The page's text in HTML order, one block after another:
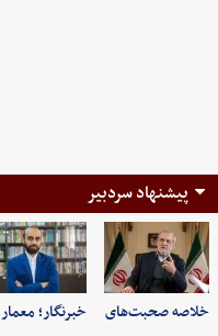
پیشنهاد سردبیر
خلاصه صحبت‌های
خبرنگار؛ معمار